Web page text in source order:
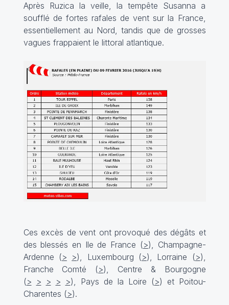
Après Ruzica la veille, la tempête Susanna a
soufflé de fortes rafales de vent sur la France,
essentiellement au Nord, tandis que de grosses
vagues frappaient le littoral atlantique.
Ces excès de vent ont provoqué des dégâts et
des blessés en Ile de France (>), Champagne-
Ardenne (> >), Luxembourg (>), Lorraine (>),
Franche Comté (>), Centre & Bourgogne
(> > > > >), Pays de la Loire (>) et Poitou-
Charentes (>).